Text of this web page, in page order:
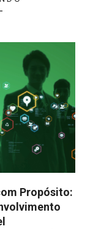
Propósito: